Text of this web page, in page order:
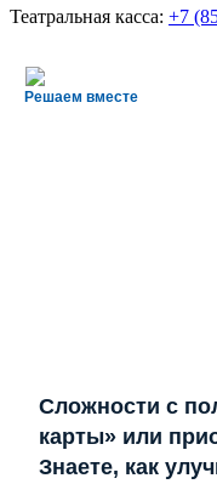
Театральная касса: +7
Решаем вместе
Сложности с
карты» или
Знаете, как